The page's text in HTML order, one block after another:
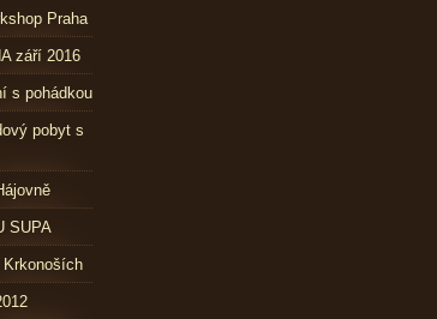
Praha
září 2016
s pohádkou
pobyt s
SUPA